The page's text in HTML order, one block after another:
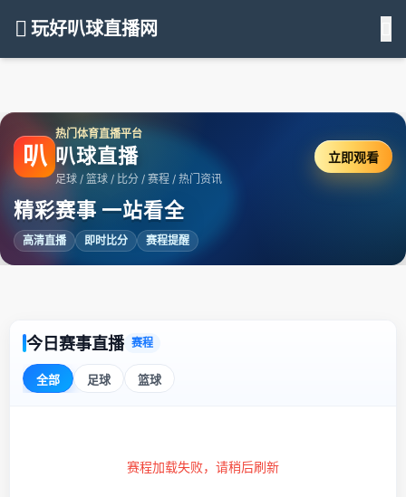
玩好叭球直播网
叭
热门体育直播平台
叭球直播
足球 / 篮球 / 比分 / 赛程 / 热门资讯
精彩赛事 一站看全
高清直播 即时比分 赛程提醒
立即观看